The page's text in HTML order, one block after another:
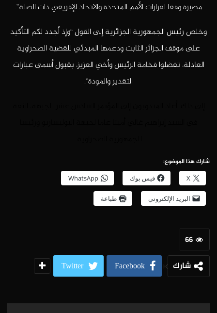
مصيره وفقا لقرارات الأمم المتحدة والاتحاد الإفريقي ذات الصلة”.
وخلص رئيس الجمهورية الجزائرية إلى القول “وإذ أجدد لكم التأكيد
على موقف الجزائر الثابت ودعمها المبدئي للقضية الصحراوية
العادلة، تفضلوا فخامة الرئيس وأخي العزيز، بقبول أسمى عبارات
التقدير والمودة”.
شارك هذا الموضوع:
X فيس بوك WhatsApp
البريد الإلكتروني طباعة
66
شارك Facebook
Twitter